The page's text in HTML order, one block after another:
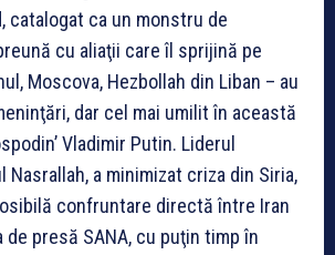
catalogat ca un monstru de
cu aliaţii care îl sprijină pe
Moscova, Hezbollah din Liban – au
dar cel mai umilit în această
Vladimir Putin. Liderul
Nasrallah, a minimizat criza din Siria,
confruntare directă între Iran
de presă SANA, cu puţin timp în